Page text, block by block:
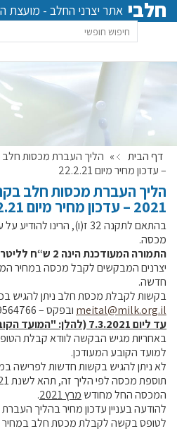
חלבי אתר יצרני החלב - מועצת
דף הבית »
– עדכון מחיר מיום 22.2.21
2021 – עדכון מחיר מיום 22.2.21
בהתאם לתקנה 32 ז(ו),
מכסה.
התמורה המעודכנת הינה 2 ש“ח לליטר חלב (בתוספת מע“מ).
יצרנים המבקשים לקבל מכסה במחיר
חדשה.
בקשות לקבלת מכסת חלב ניתן להגיש
meital@milk.org.il ובפקס – 03-9564766
עד ליום 7.3.2021 (להלן: "המועד הקובע המעודכן")
באחריות מגיש הבקשה לוודא קבלת
למועד הקובע המעודכן.
לא ניתן להגיש בקשות חדשות לפרישה
המכסה החל מחודש מרץ
.
להודעה בעניין עדכון מחיר בהליך
לטופס בקשה לקבלת מכסת חלב במחיר